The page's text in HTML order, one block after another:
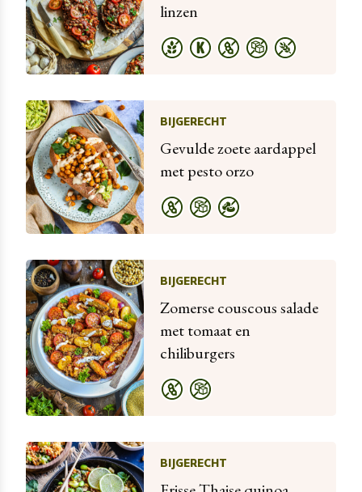
linzen
BIJGERECHT
Gevulde zoete aardappel
met pesto orzo
BIJGERECHT
Zomerse couscous salade
met tomaat en
chiliburgers
BIJGERECHT